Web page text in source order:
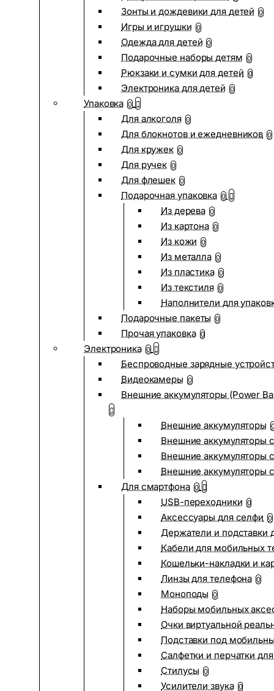
Зонты и дождевики для детей 0
Игры и игрушки 0
Одежда для детей 0
Подарочные наборы детям 0
Рюкзаки и сумки для детей 0
Электроника для детей 0
Упаковка 0
Для алкоголя 0
Для блокнотов и ежедневников 0
Для кружек 0
Для ручек 0
Для флешек 0
Подарочная упаковка 0
Из дерева 0
Из картона 0
Из кожи 0
Из металла 0
Из пластика 0
Из текстиля 0
Наполнители для
Подарочные пакеты 0
Прочая упаковка 0
Электроника 0
Беспроводные зарядные
Видеокамеры 0
Внешние аккумуляторы (Power
Внешние аккумуляторы
Внешние аккумуляторы
Внешние аккумуляторы
Внешние аккумуляторы
Для смартфона 0
USB-переходники 0
Аксессуары для селфи 0
Держатели и подставки
Кабели для мобильных
Кошельки-накладки и
Линзы для телефона 0
Моноподы 0
Наборы мобильных
Очки виртуальной
Подставки под
Салфетки и перчатки
Стилусы 0
Усилители звука 0